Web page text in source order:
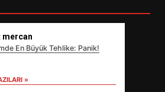
mercan
En Büyük Tehlike: Panik!
»